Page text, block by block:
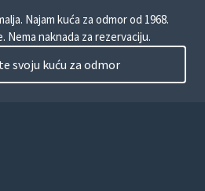
Najam kuća za odmor od 1968.
Nema naknada za rezervaciju.
svoju kuću za odmor